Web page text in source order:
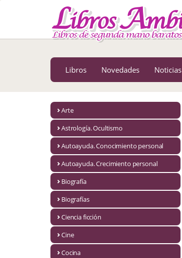
MENÚ PRINCIPAL
Astrología. Ocultismo
Autoayuda. Conocimiento personal
Autoayuda. Crecimiento personal
Ciencia ficción
Libros Novedades Noticias
Arte
Astrología. Ocultismo
Autoayuda. Conocimiento personal
Autoayuda. Crecimiento personal
Biografía
Biografías
Ciencia ficción
Cine
Cocina